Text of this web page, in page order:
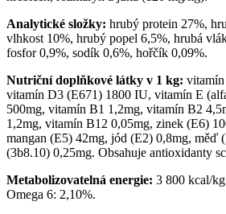
Analytické složky: hrubý protein 27%,
vlhkost 10%, hrubý popel 6,5%, hrubá
fosfor 0,9%, sodík 0,6%, hořčík 0,09%.
Nutriční doplňkové látky v 1 kg:
vitamín D3 (E671) 1800 IU, vitamín E
500mg, vitamín B1 1,2mg, vitamín B2
1,2mg, vitamín B12 0,05mg, zinek (E6)
mangan (E5) 42mg, jód (E2) 0,8mg, měď
(3b8.10) 0,25mg. Obsahuje antioxidanty
Metabolizovatelná energie: 3 800 kcal/
Omega 6: 2,10%.